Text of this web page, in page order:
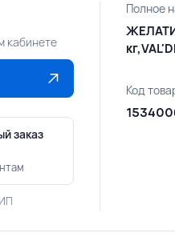
кабинете
заказ
Полное
Код